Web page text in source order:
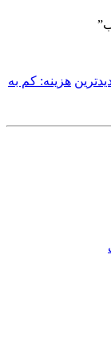
هزینه: کم به